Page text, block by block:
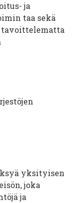
ja
taa sekä
yksityisen
joka
ja